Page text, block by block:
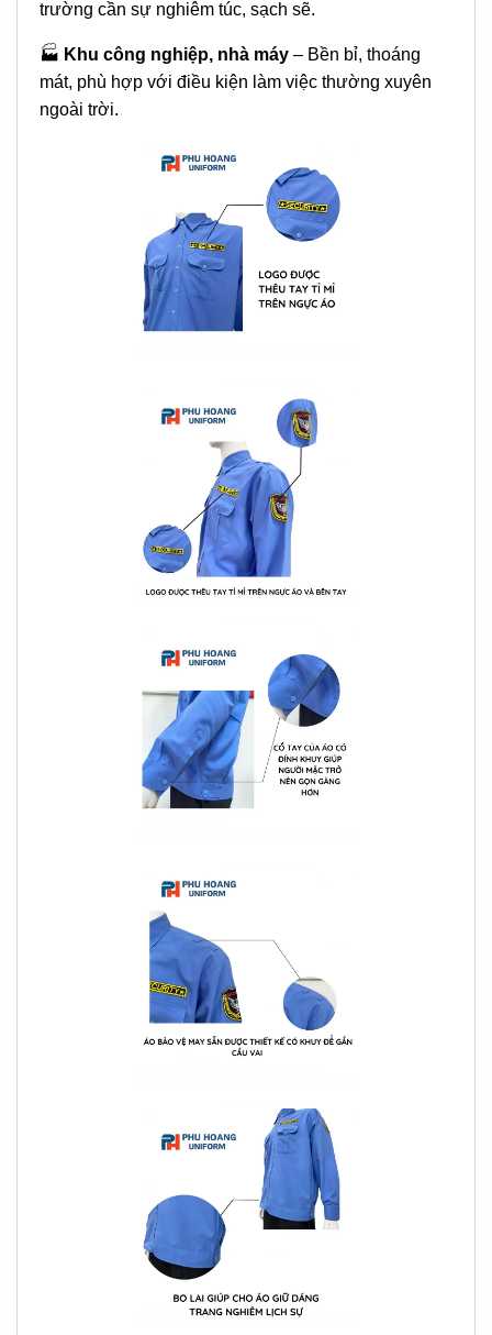
trường cần sự nghiêm túc, sạch sẽ.
🏭 Khu công nghiệp, nhà máy – Bền bỉ, thoáng
mát, phù hợp với điều kiện làm việc thường xuyên
ngoài trời.